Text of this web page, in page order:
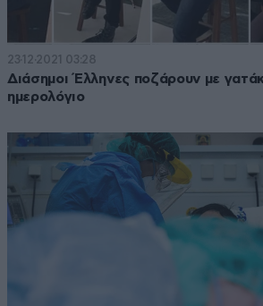
23·12·2021 03:28
Διάσημοι Έλληνες ποζάρουν με
ημερολόγιο